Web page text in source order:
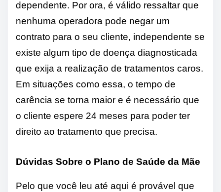
dependente. Por ora, é válido ressaltar que
nenhuma operadora pode negar um
contrato para o seu cliente, independente se
existe algum tipo de doença diagnosticada
que exija a realização de tratamentos caros.
Em situações como essa, o tempo de
carência se torna maior e é necessário que
o cliente espere 24 meses para poder ter
direito ao tratamento que precisa.
Dúvidas Sobre o Plano de Saúde da Mãe
Pelo que você leu até aqui é provável que